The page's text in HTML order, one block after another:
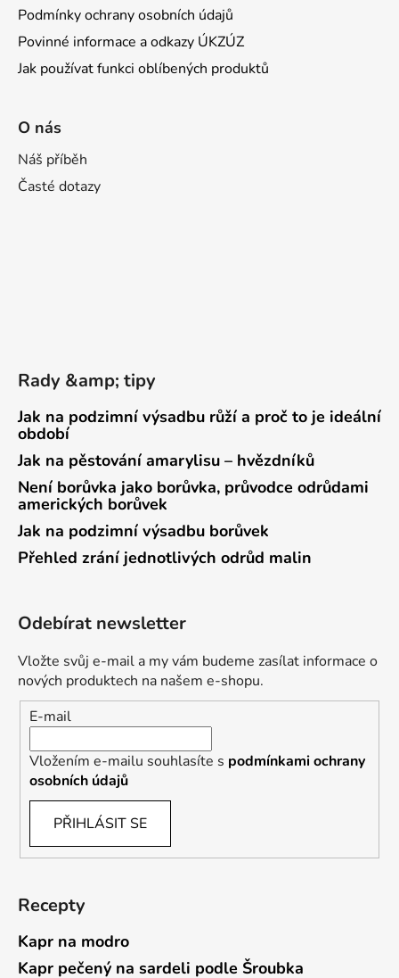
Podmínky ochrany osobních údajů
Povinné informace a odkazy ÚKZÚZ
Jak používat funkci oblíbených produktů
O nás
Náš příběh
Časté dotazy
Rady &amp; tipy
Jak na podzimní výsadbu růží a proč to je ideální
období
Jak na pěstování amarylisu – hvězdníků
Není borůvka jako borůvka, průvodce odrůdami
amerických borůvek
Jak na podzimní výsadbu borůvek
Přehled zrání jednotlivých odrůd malin
Odebírat newsletter
Vložte svůj e-mail a my vám budeme zasílat informace o
nových produktech na našem e-shopu.
E-mail
Vložením e-mailu souhlasíte s podmínkami ochrany
osobních údajů
PŘIHLÁSIT SE
Recepty
Kapr na modro
Kapr pečený na sardeli podle Šroubka